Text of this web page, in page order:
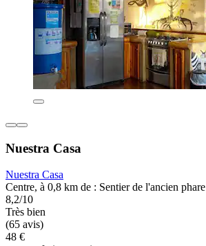
Nuestra Casa
Nuestra Casa
Centre, à 0,8 km de : Sentier de l'ancien phare
8,2/10
Très bien
(65 avis)
48 €